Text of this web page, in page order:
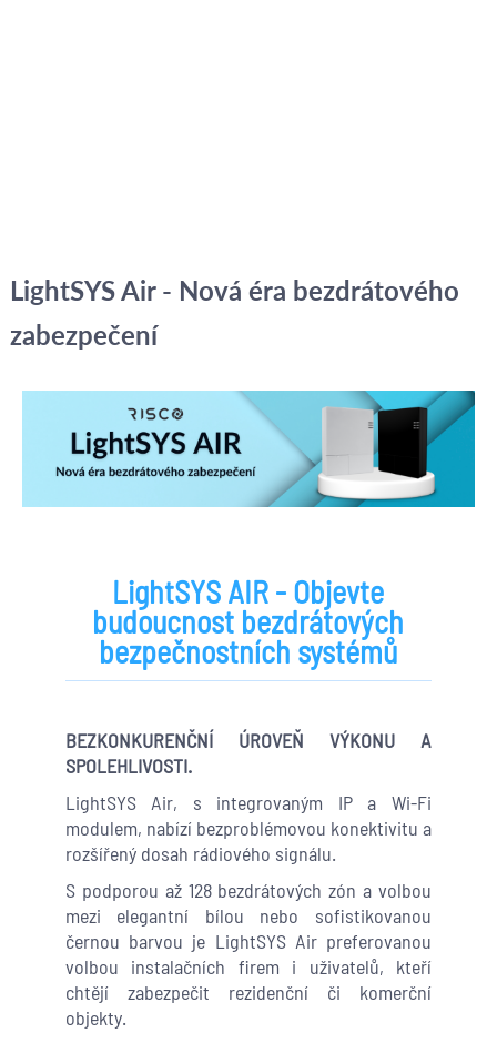
LightSYS Air - Nová éra bezdrátového
zabezpečení
LightSYS AIR - Objevte
budoucnost bezdrátových
bezpečnostních systémů
BEZKONKURENČNÍ ÚROVEŇ VÝKONU A
SPOLEHLIVOSTI.
LightSYS Air, s integrovaným IP a Wi-Fi
modulem, nabízí bezproblémovou konektivitu a
rozšířený dosah rádiového signálu.
S podporou až 128 bezdrátových zón a volbou
mezi elegantní bílou nebo sofistikovanou
černou barvou je LightSYS Air preferovanou
volbou instalačních firem i uživatelů, kteří
chtějí zabezpečit rezidenční či komerční
objekty.